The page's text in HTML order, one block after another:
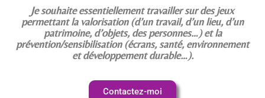
Je souhaite essentiellement travailler sur des jeux
permettant la valorisation (d’un travail, d’un lieu, d’un
patrimoine, d’objets, des personnes…) et la
prévention/sensibilisation (écrans, santé, environnement
et développement durable…).
Contactez-moi